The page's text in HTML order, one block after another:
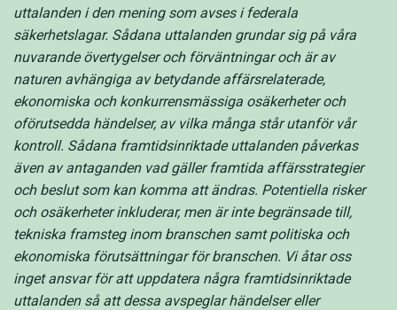
uttalanden i den mening som avses i federala
säkerhetslagar. Sådana uttalanden grundar sig på våra
nuvarande övertygelser och förväntningar och är av
naturen avhängiga av betydande affärsrelaterade,
ekonomiska och konkurrensmässiga osäkerheter och
oförutsedda händelser, av vilka många står utanför vår
kontroll. Sådana framtidsinriktade uttalanden påverkas
även av antaganden vad gäller framtida affärsstrategier
och beslut som kan komma att ändras. Potentiella risker
och osäkerheter inkluderar, men är inte begränsade till,
tekniska framsteg inom branschen samt politiska och
ekonomiska förutsättningar för branschen. Vi åtar oss
inget ansvar för att uppdatera några framtidsinriktade
uttalanden så att dessa avspeglar händelser eller